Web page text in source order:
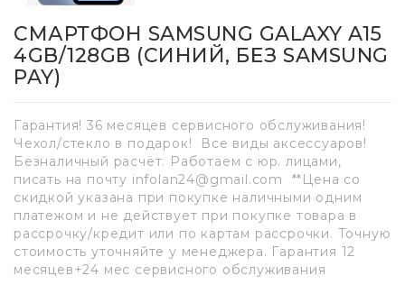
СМАРТФОН SAMSUNG GALAXY A15
4GB/128GB (СИНИЙ, БЕЗ SAMSUNG
PAY)
Гарантия! 36 месяцев сервисного обслуживания!
Чехол/стекло в подарок! Все виды аксессуаров!
Безналичный расчёт. Работаем с юр. лицами,
писать на почту infolan24@gmail.com **Цена со
скидкой указана при покупке наличными одним
платежом и не действует при покупке товара в
рассрочку/кредит или по картам рассрочки. Точную
стоимость уточняйте у менеджера. Гарантия 12
месяцев+24 мес сервисного обслуживания